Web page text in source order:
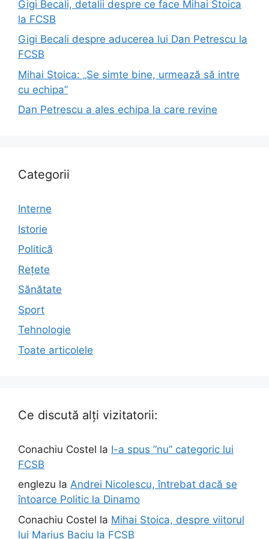
Gigi Becali, detalii despre ce face Mihai Stoica
la FCSB
Gigi Becali despre aducerea lui Dan Petrescu la
FCSB
Mihai Stoica: „Se simte bine, urmează să intre
cu echipa”
Dan Petrescu a ales echipa la care revine
Categorii
Interne
Istorie
Politică
Rețete
Sănătate
Sport
Tehnologie
Toate articolele
Ce discută alți vizitatorii:
Conachiu Costel la I-a spus ”nu” categoric lui
FCSB
englezu la Andrei Nicolescu, întrebat dacă se
întoarce Politic la Dinamo
Conachiu Costel la Mihai Stoica, despre viitorul
lui Marius Baciu la FCSB